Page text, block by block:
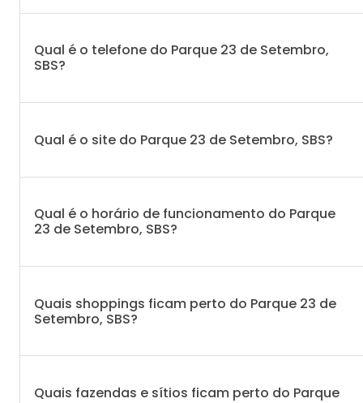
Qual é o telefone do Parque 23 de Setembro,
SBS?
Qual é o site do Parque 23 de Setembro, SBS?
Qual é o horário de funcionamento do Parque
23 de Setembro, SBS?
Quais shoppings ficam perto do Parque 23 de
Setembro, SBS?
Quais fazendas e sítios ficam perto do Parque